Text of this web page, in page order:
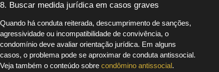
8. Buscar medida jurídica em casos graves
Quando há conduta reiterada, descumprimento de sanções,
agressividade ou incompatibilidade de convivência, o
condomínio deve avaliar orientação jurídica. Em alguns
casos, o problema pode se aproximar de conduta antissocial.
Veja também o conteúdo sobre condômino antissocial.